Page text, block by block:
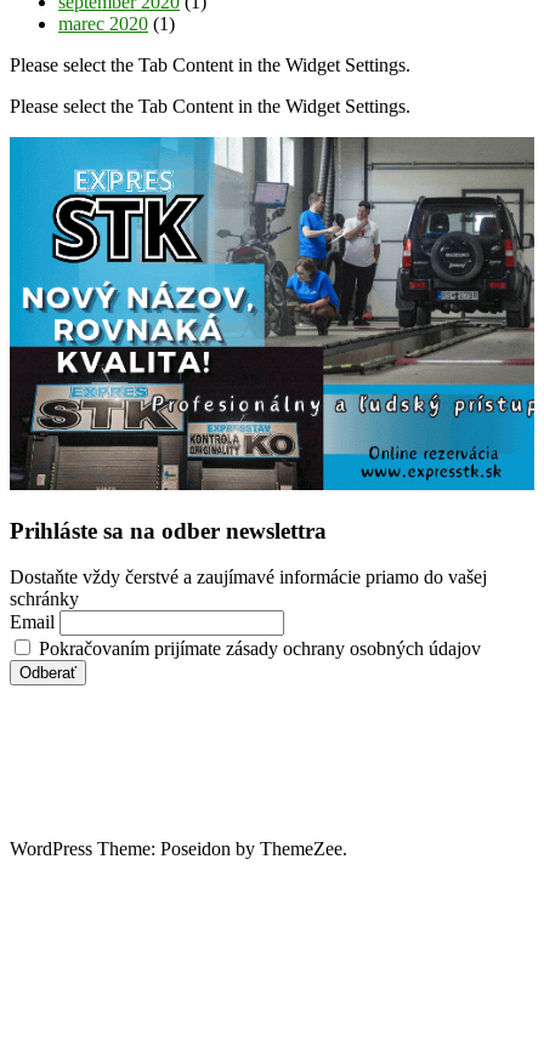
marec 2020 (1)
Please select the Tab Content in the Widget Settings.
Please select the Tab Content in the Widget Settings.
Prihláste sa na odber newslettra
Dostaňte vždy čerstvé a zaujímavé informácie priamo do vašej
schránky
Email
Pokračovaním prijímate zásady ochrany osobných údajov
WordPress Theme: Poseidon by ThemeZee.